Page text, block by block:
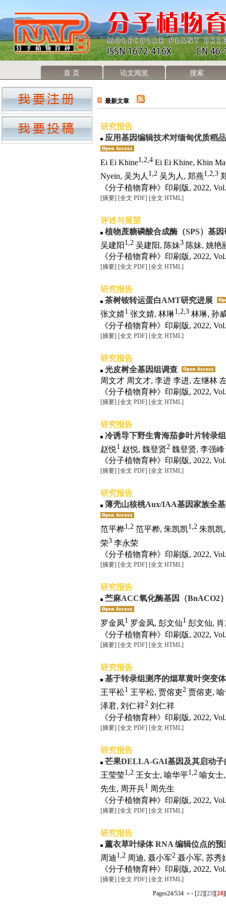
首 页 论文阅览 搜索
最新文章
研究报告
应用基因编辑技术对缅甸优质稻
Ei Ei Khine1,2,4 Ei Ei Khine, Khin
Nyein, 吴为人1,2 吴为人, 郑燕1,2,3
《分子植物育种》印刷版, 2022,
[摘要] [全文 PDF] [全文 HTML]
评述与展望
植物蔗糖磷酸合成酶（SPS）基
吴建阳 1,2 吴建阳, 陈妹3 陈妹, 姚艳
《分子植物育种》印刷版, 2022,
[摘要] [全文 PDF] [全文 HTML]
研究报告
茶树铵转运蛋白AMT研究进展
张文婧1 张文婧, 林琳1,2,3 林琳, 孙
《分子植物育种》印刷版, 2022,
[摘要] [全文 PDF] [全文 HTML]
研究报告
光皮树全基因组调查
周文才 周文才, 李进 李进, 左继林
《分子植物育种》印刷版, 2022,
[摘要] [全文 PDF] [全文 HTML]
研究报告
冷诱导下野生青海茄参叶片转录
赵悦1 赵悦, 魏登贤2 魏登贤, 李强峰
《分子植物育种》印刷版, 2022,
[摘要] [全文 PDF] [全文 HTML]
研究报告
薄壳山核桃Aux/IAA基因家族全
范平桦1,2 范平桦, 朱凯凯1,2 朱凯凯
荣3 李永荣
《分子植物育种》印刷版, 2022,
[摘要] [全文 PDF] [全文 HTML]
研究报告
苎麻ACC氧化酶基因（BnACO2
罗金凤1 罗金凤, 彭文仙1 彭文仙,
《分子植物育种》印刷版, 2022,
[摘要] [全文 PDF] [全文 HTML]
研究报告
基于转录组测序的烟草黄叶突变
王平松1 王平松, 贾傛吏2 贾傛吏,
泽君, 刘仁祥2 刘仁祥
《分子植物育种》印刷版, 2022,
[摘要] [全文 PDF] [全文 HTML]
研究报告
芒果DELLA-GAI基因及其启动子
王莹莹1,2 王女士, 喻华平1,2 喻女士
先生, 周开兵1 周先生
《分子植物育种》印刷版, 2022,
[摘要] [全文 PDF] [全文 HTML]
研究报告
薰衣草叶绿体 RNA 编辑位点的预
周迪 1,2 周迪, 聂小军2 聂小军, 苏秀
《分子植物育种》印刷版, 2022,
[摘要] [全文 PDF] [全文 HTML]
Pages24/534 « ‹ [22][23][24